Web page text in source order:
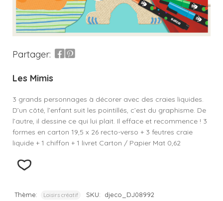
Partager:
Les Mimis
3 grands personnages à décorer avec des craies liquides.
D’un côté, l’enfant suit les pointillés, c’est du graphisme. De
l’autre, il dessine ce qui lui plait. Il efface et recommence ! 3
formes en carton 19,5 x 26 recto-verso + 3 feutres craie
liquide + 1 chiffon + 1 livret Carton / Papier Mat 0,62
Thème: Loisirs créatif SKU: djeco_DJ08992